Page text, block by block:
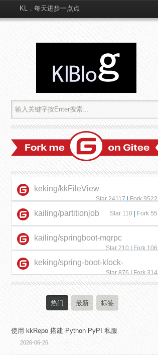
KL，每天进步一点点
keking/kkFileView
Star 24117|Fork 9522
kailing/partitionjob Star 110 Fork 55
kailing/springboot-mqrpc
Star 210|Fork 106
keking/spring-boot-klock-
starter
Star 876|Fork 314
热门 最新 标签
使用 kkRepo 搭建 Python PyPI 私服
2026-06-26 ·